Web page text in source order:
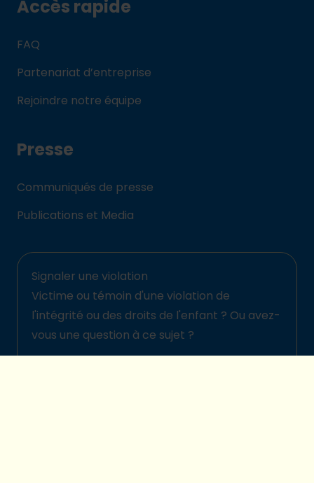
Accès rapide
FAQ
Partenariat d’entreprise
Rejoindre notre équipe
Presse
Communiqués de presse
Publications et Media
Signaler une violation
Victime ou témoin d'une violation de
l'intégrité ou des droits de l'enfant ? Ou avez-
vous une question à ce sujet ?